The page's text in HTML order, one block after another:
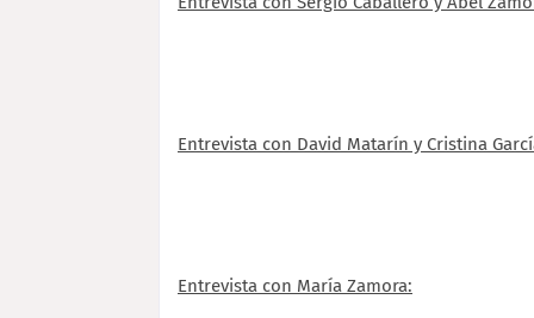
Entrevista con David Matarín y Cristina
Entrevista con María Zamora: